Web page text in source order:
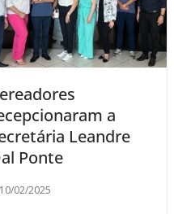
a
Leandre
Ponte
10/02/2025